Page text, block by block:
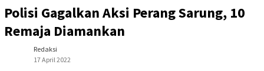
Polisi Gagalkan Aksi Perang Sarung, 10
Remaja Diamankan
Redaksi
17 April 2022